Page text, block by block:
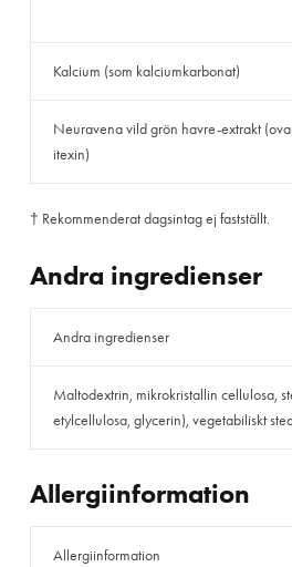
Kalcium (som kalciumkarbonat)
Neuravena vild grön havre-extrakt
itexin)
† Rekommenderat dagsintag ej fastställt.
Andra ingredienser
Andra ingredienser
Maltodextrin, mikrokristallin cellulosa,
etylcellulosa, glycerin), vegetabiliskt
Allergiinformation
Allergiinformation